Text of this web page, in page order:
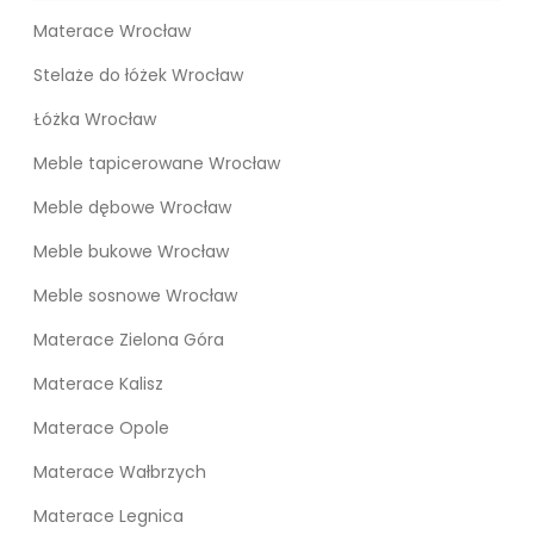
Materace Wrocław
Stelaże do łóżek Wrocław
Łóżka Wrocław
Meble tapicerowane Wrocław
Meble dębowe Wrocław
Meble bukowe Wrocław
Meble sosnowe Wrocław
Materace Zielona Góra
Materace Kalisz
Materace Opole
Materace Wałbrzych
Materace Legnica